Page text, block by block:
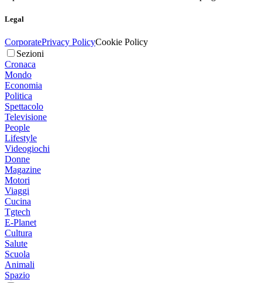
Legal
CorporatePrivacy PolicyCookie Policy
Sezioni
Cronaca
Mondo
Economia
Politica
Spettacolo
Televisione
People
Lifestyle
Videogiochi
Donne
Magazine
Motori
Viaggi
Cucina
Tgtech
E-Planet
Cultura
Salute
Scuola
Animali
Spazio